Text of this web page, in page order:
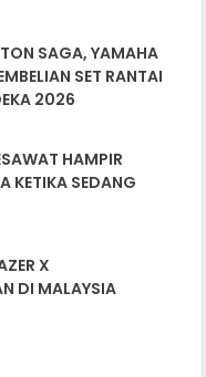
SAGA, YAMAHA
SET RANTAI
2026
HAMPIR
KETIKA SEDANG
X
DI MALAYSIA